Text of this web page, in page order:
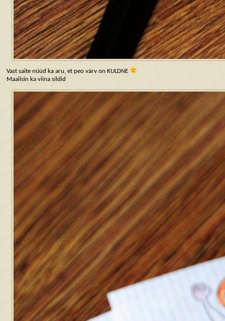
Vast saite nüüd ka aru, et peo värv on KULDNE
Maalisin ka viina sildid